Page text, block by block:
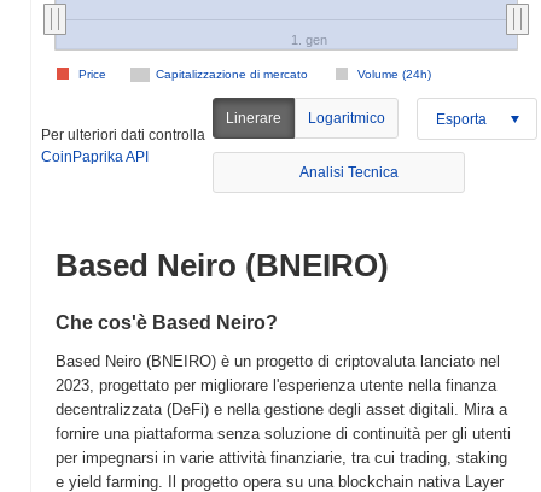
Capitalizzazione di mercato Volume (24h)
Price
1. gen
Per ulteriori dati controlla
CoinPaprika API
Linerare Logaritmico Esporta
Analisi Tecnica
Based Neiro (BNEIRO)
Che cos'è Based Neiro?
Based Neiro (BNEIRO) è un progetto di criptovaluta lanciato nel
2023, progettato per migliorare l'esperienza utente nella finanza
decentralizzata (DeFi) e nella gestione degli asset digitali. Mira a
fornire una piattaforma senza soluzione di continuità per gli utenti
per impegnarsi in varie attività finanziarie, tra cui trading, staking
e yield farming. Il progetto opera su una blockchain nativa Layer